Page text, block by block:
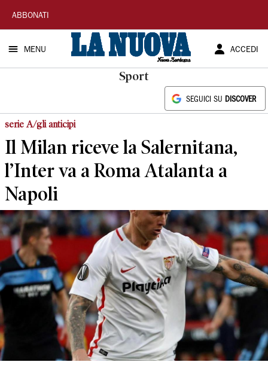
La
Nuova
Sardegna
ABBONATI
MENU ACCEDI
Sport
SEGUICI SU DISCOVER
serie A/gli anticipi
Il Milan riceve la Salernitana,
l’Inter va a Roma Atalanta a
Napoli